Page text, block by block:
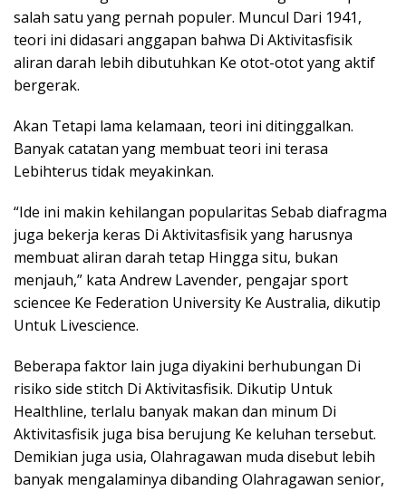
salah satu yang pernah populer. Muncul Dari 1941,
teori ini didasari anggapan bahwa Di Aktivitasfisik
aliran darah lebih dibutuhkan Ke otot-otot yang aktif
bergerak.
Akan Tetapi lama kelamaan, teori ini ditinggalkan.
Banyak catatan yang membuat teori ini terasa
Lebihterus tidak meyakinkan.
“Ide ini makin kehilangan popularitas Sebab diafragma
juga bekerja keras Di Aktivitasfisik yang harusnya
membuat aliran darah tetap Hingga situ, bukan
menjauh,” kata Andrew Lavender, pengajar sport
sciencee Ke Federation University Ke Australia, dikutip
Untuk Livescience.
Beberapa faktor lain juga diyakini berhubungan Di
risiko side stitch Di Aktivitasfisik. Dikutip Untuk
Healthline, terlalu banyak makan dan minum Di
Aktivitasfisik juga bisa berujung Ke keluhan tersebut.
Demikian juga usia, Olahragawan muda disebut lebih
banyak mengalaminya dibanding Olahragawan senior,